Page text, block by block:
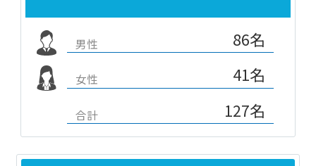
男性 86名
女性 41名
合計 127名